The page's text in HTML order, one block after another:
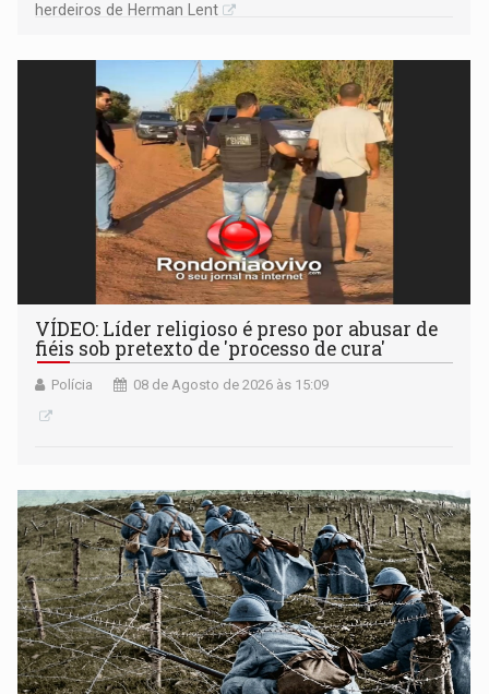
herdeiros de Herman Lent
VÍDEO: Líder religioso é preso por abusar de
fiéis sob pretexto de 'processo de cura'
Polícia 08 de Agosto de 2026 às 15:09